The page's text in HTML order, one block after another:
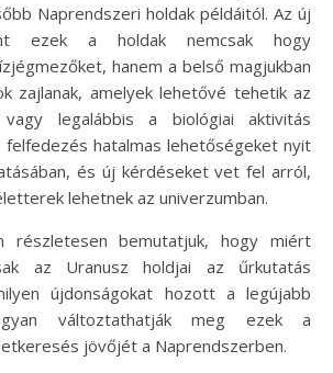
Naprendszeri holdak példáitól. Az új
ezek a holdak nemcsak hogy
hanem a belső magjukban
zajlanak, amelyek lehetővé tehetik az
legalábbis a biológiai aktivitás
felfedezés hatalmas lehetőségeket nyit
és új kérdéseket vet fel arról,
lehetnek az univerzumban.
részletesen bemutatjuk, hogy miért
az Uranusz holdjai az űrkutatás
újdonságokat hozott a legújabb
változtathatják meg ezek a
jövőjét a Naprendszerben.